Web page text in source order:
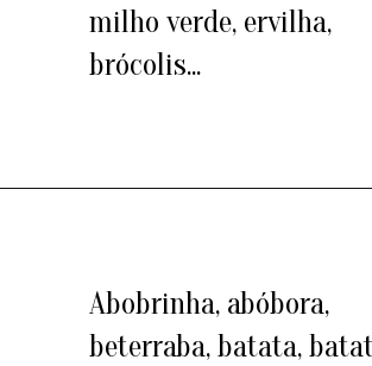
milho verde, ervilha,
brócolis...
Abobrinha, abóbora,
beterraba, batata,